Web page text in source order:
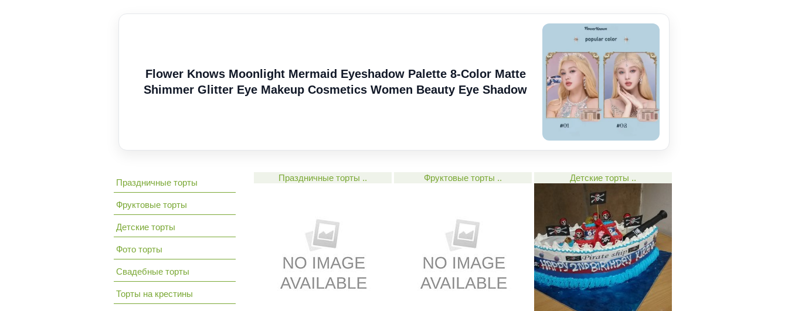
Flower Knows Moonlight Mermaid Eyeshadow Palette 8-Color Matte
Shimmer Glitter Eye Makeup Cosmetics Women Beauty Eye Shadow
Праздничные торты
Фруктовые торты
Детские торты
Фото торты
Свадебные торты
Торты на крестины
Праздничные торты .. Фруктовые торты .. Детские торты ..